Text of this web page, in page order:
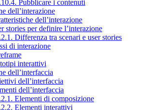
Pubblicare i contenuti
dell’interazione
dell’interazione
stories per definire l’interazione
Differenza tra scenari e user stories
di interazione
interattivi
dell’interfaccia
dell’interfaccia
dell’interfaccia
Elementi di composizione
Elementi interattivi